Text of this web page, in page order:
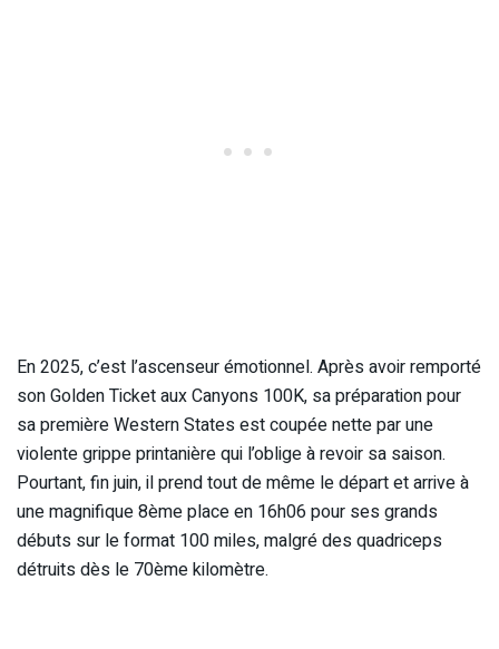
En 2025, c’est l’ascenseur émotionnel. Après avoir remporté
son Golden Ticket aux Canyons 100K, sa préparation pour
sa première Western States est coupée nette par une
violente grippe printanière qui l’oblige à revoir sa saison.
Pourtant, fin juin, il prend tout de même le départ et arrive à
une magnifique 8ème place en 16h06 pour ses grands
débuts sur le format 100 miles, malgré des quadriceps
détruits dès le 70ème kilomètre.